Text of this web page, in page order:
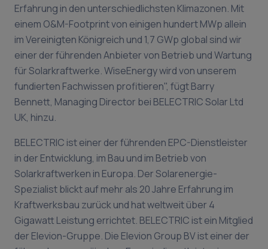
Erfahrung in den unterschiedlichsten Klimazonen. Mit
einem O&M-Footprint von einigen hundert MWp allein
im Vereinigten Königreich und 1,7 GWp global sind wir
einer der führenden Anbieter von Betrieb und Wartung
für Solarkraftwerke. WiseEnergy wird von unserem
fundierten Fachwissen profitieren", fügt Barry
Bennett, Managing Director bei BELECTRIC Solar Ltd
UK, hinzu.
BELECTRIC ist einer der führenden EPC-Dienstleister
in der Entwicklung, im Bau und im Betrieb von
Solarkraftwerken in Europa. Der Solarenergie-
Spezialist blickt auf mehr als 20 Jahre Erfahrung im
Kraftwerksbau zurück und hat weltweit über 4
Gigawatt Leistung errichtet. BELECTRIC ist ein Mitglied
der Elevion-Gruppe. Die Elevion Group BV ist einer der